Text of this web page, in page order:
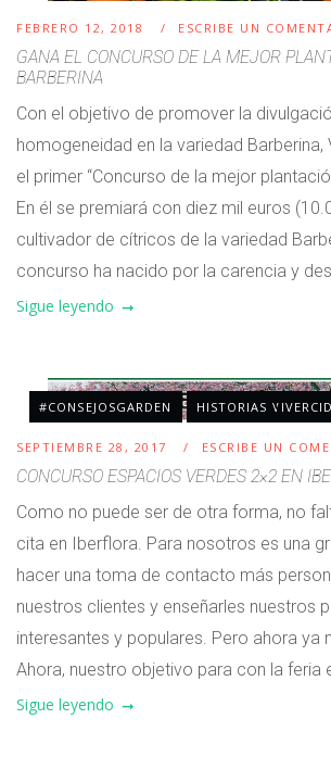
FEBRERO 12, 2018 ESCRIBE UN
GANA EL CONCURSO DE LA MEJOR
BARBERINA
Con el objetivo de promover la
homogeneidad en la variedad
el primer “Concurso de la mejor
En él se premiará con diez mil euros
cultivador de cítricos de la variedad
concurso ha nacido por la carencia y
Sigue leyendo
#CONSEJOSGARDEN HISTORIAS VIVERCID
SEPTIEMBRE 28, 2017 ESCRIBE UN
CONCURSO ESPACIOS VERDES 2×2 EN
Como no puede ser de otra forma, no
cita en Iberflora. Para nosotros es una
hacer una toma de contacto más
nuestros clientes y enseñarles nuestros
interesantes y populares. Pero ahora ya
Ahora, nuestro objetivo para con la feria
Sigue leyendo